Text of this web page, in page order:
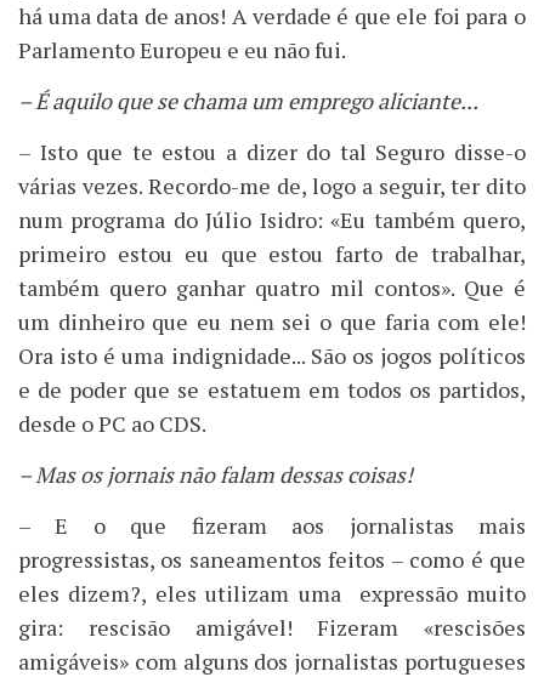
há uma data de anos! A verdade é que ele foi para o
Parlamento Europeu e eu não fui.
– É aquilo que se chama um emprego aliciante...
– Isto que te estou a dizer do tal Seguro disse-o
várias vezes. Recordo-me de, logo a seguir, ter dito
num programa do Júlio Isidro: «Eu também quero,
primeiro estou eu que estou farto de trabalhar,
também quero ganhar quatro mil contos». Que é
um dinheiro que eu nem sei o que faria com ele!
Ora isto é uma indignidade... São os jogos políticos
e de poder que se estatuem em todos os partidos,
desde o PC ao CDS.
– Mas os jornais não falam dessas coisas!
– E o que fizeram aos jornalistas mais
progressistas, os saneamentos feitos – como é que
eles dizem?, eles utilizam uma expressão muito
gira: rescisão amigável! Fizeram «rescisões
amigáveis» com alguns dos jornalistas portugueses